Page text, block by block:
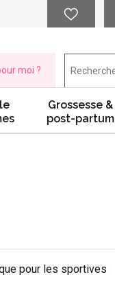
moi ?
Grossesse &
post-partum
pour les sportives